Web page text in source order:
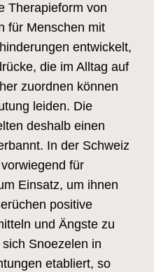
Therapieform von
für Menschen mit
entwickelt,
die im Alltag auf
zuordnen können
leiden. Die
deshalb einen
In der Schweiz
für
Einsatz, um ihnen
positive
und Ängste zu
Snoezelen in
etabliert, so